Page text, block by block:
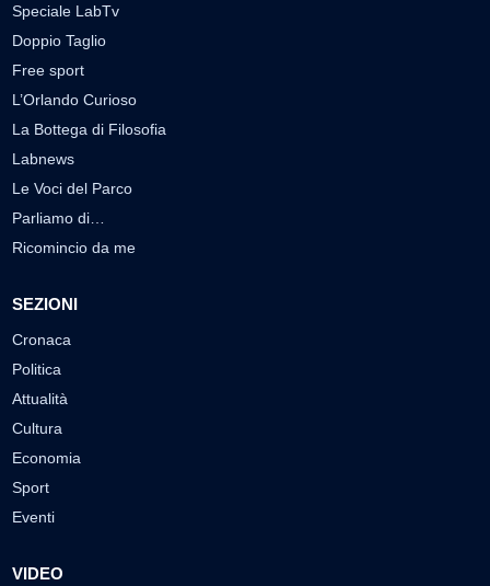
Speciale LabTv
Doppio Taglio
Free sport
L’Orlando Curioso
La Bottega di Filosofia
Labnews
Le Voci del Parco
Parliamo di…
Ricomincio da me
SEZIONI
Cronaca
Politica
Attualità
Cultura
Economia
Sport
Eventi
VIDEO